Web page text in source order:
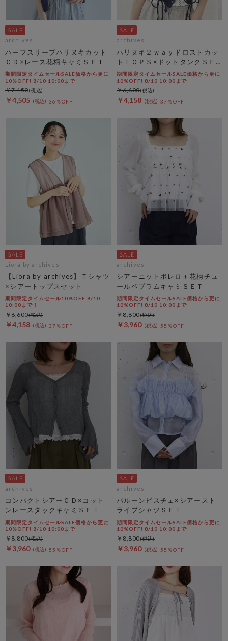
archives
ハーフスリーブハリヌキカット
ＣＤ×レース花柄キャミＳＥＴ
期間限定タイムセールSALE価格から更に
10%OFF! 8/10 10:00まで
￥4,505 36％OFF
￥7,150
archives
ハリヌキ２ｗａｙドロストカッ
トＴＯＰＳ×ドットタンクＳＥ
Ｔ
期間限定タイムセールSALE価格から更に
10%OFF! 8/10 10:00まで
￥4,158 37％OFF
￥6,600
Liora by archives
【Liora by archives】Ｔシャツ
×シアートップスセット
期間限定タイムセール10%OFF 8/10
10:00まで！
￥4,158 37％OFF
￥6,600
archives
シアーニットボレロ＋花柄チュ
ールペプラムキャミＳＥＴ
期間限定タイムセールSALE価格から更に
10%OFF! 8/10 10:00まで
￥3,960 55％OFF
￥8,800
archives
コンパクトシアーＣＤ×コット
ンレースタックキャミＳＥＴ
期間限定タイムセールSALE価格から更に
10%OFF! 8/10 10:00まで
￥3,960 55％OFF
￥8,800
archives
バルーンビスチェ×シアースト
ライプシャツＳＥＴ
期間限定タイムセールSALE価格から更に
10%OFF! 8/10 10:00まで
￥3,960 55％OFF
￥8,800